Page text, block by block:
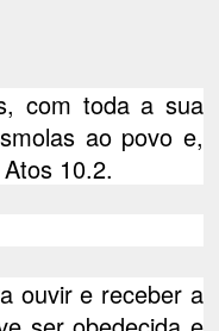
com toda a sua
ao povo e,
10.2.
ouvir e receber a